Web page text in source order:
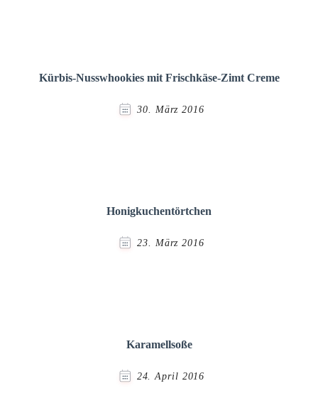
Kürbis-Nusswhookies mit Frischkäse-Zimt Creme
30. März 2016
Honigkuchentörtchen
23. März 2016
Karamellsoße
24. April 2016